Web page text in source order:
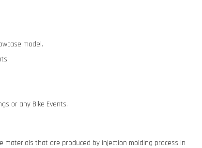
model.
or any Bike Events.
materials that are produced by injection molding process in